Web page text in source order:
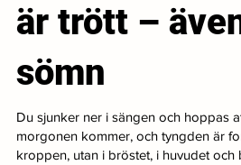
är trött –
sömn
Du sjunker ner i sängen och hoppas
morgonen kommer, och tyngden är
kroppen, utan i bröstet, i huvudet